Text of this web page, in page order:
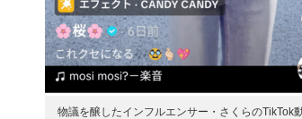
物議を醸したインフルエンサー・さくらのTikTok